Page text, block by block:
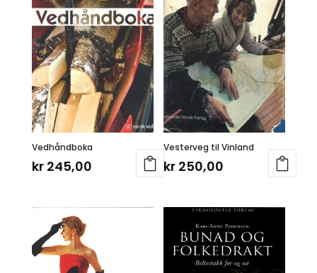
Vedhåndboka
kr245,00
Vesterveg til Vinland
kr 250,00